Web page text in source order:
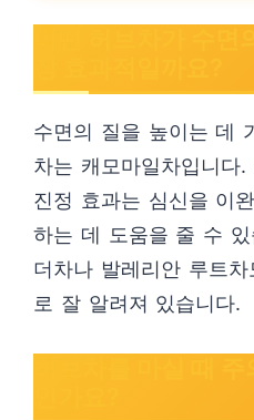
수면의 질을 높이는 데
차는 캐모마일차입니다
진정 효과는 심신을 이
하는 데 도움을 줄 수
더차나 발레리안 루트
로 잘 알려져 있습니다.